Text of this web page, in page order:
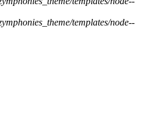
templates/node--